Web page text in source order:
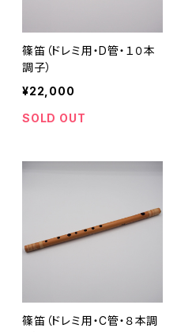
篠笛（ドレミ用・D管・１０本
調子）
¥22,000
SOLD OUT
篠笛（ドレミ用・C管・８本調